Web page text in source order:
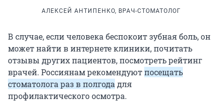
АЛЕКСЕЙ АНТИПЕНКО, ВРАЧ-СТОМАТОЛОГ
В случае, если человека беспокоит зубная боль, он
может найти в интернете клиники, почитать
отзывы других пациентов, посмотреть рейтинг
врачей. Россиянам рекомендуютпосещать
стоматолога раз в полгодадля
профилактического осмотра.